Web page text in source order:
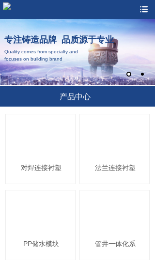
专注铸造品牌 品质源于专业
Quality comes from specialty and
focuses on building brand
产品中心
对焊连接衬塑 法兰连接衬塑
PP储水模块 管井一体化系